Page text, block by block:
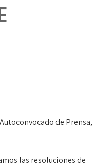
de Prensa,
las resoluciones de